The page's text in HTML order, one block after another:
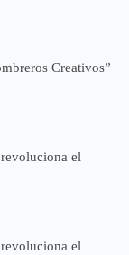
Creativos”
el
el